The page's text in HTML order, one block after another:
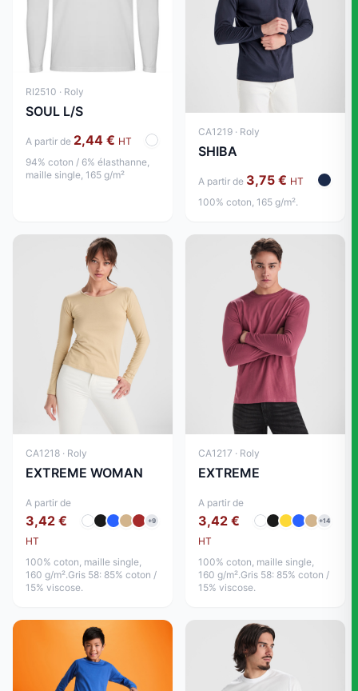
RI2510 · Roly
SOUL L/S
A partir de 2,44 € HT
94% coton / 6% élasthanne,
maille single, 165 g/m²
CA1219 · Roly
SHIBA
A partir de 3,75 € HT
100% coton, 165 g/m².
CA1218 · Roly
EXTREME WOMAN
A partir de
3,42 €
HT
+9
100% coton, maille single,
160 g/m².Gris 58: 85% coton /
15% viscose.
CA1217 · Roly
EXTREME
A partir de
3,42 €
HT
+14
100% coton, maille single,
160 g/m².Gris 58: 85% coton /
15% viscose.